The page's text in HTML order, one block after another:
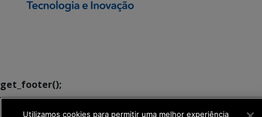
get_footer();
Utilizamos cookies para permitir uma melhor experiência